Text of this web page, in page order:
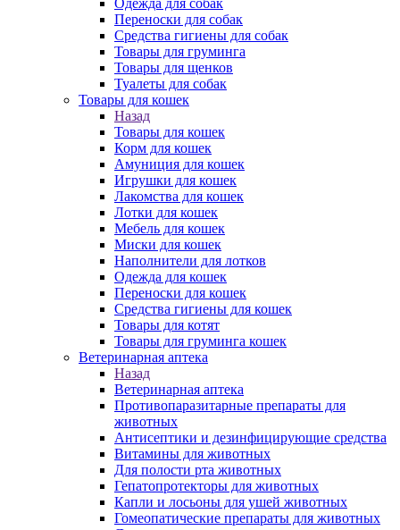
Одежда для собак
Переноски для собак
Средства гигиены для собак
Товары для груминга
Товары для щенков
Туалеты для собак
Товары для кошек
Назад
Товары для кошек
Корм для кошек
Амуниция для кошек
Игрушки для кошек
Лакомства для кошек
Лотки для кошек
Мебель для кошек
Миски для кошек
Наполнители для лотков
Одежда для кошек
Переноски для кошек
Средства гигиены для кошек
Товары для котят
Товары для груминга кошек
Ветеринарная аптека
Назад
Ветеринарная аптека
Противопаразитарные препараты для
животных
Антисептики и дезинфицирующие средства
Витамины для животных
Для полости рта животных
Гепатопротекторы для животных
Капли и лосьоны для ушей животных
Гомеопатические препараты для животных